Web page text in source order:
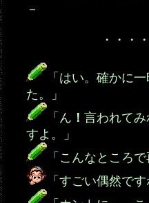
－
・・・・・
「はい。確かに
た。」
「ん ！ 言われて
すよ。」
「こんなところ
「すごい偶然です